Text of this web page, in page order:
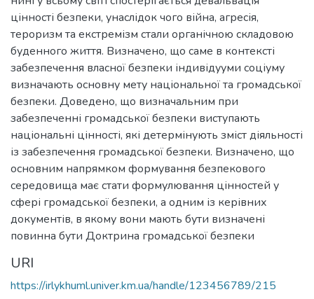
цінності безпеки, унаслідок чого війна, агресія,
тероризм та екстремізм стали органічною складовою
буденного життя. Визначено, що саме в контексті
забезпечення власної безпеки індивідууми соціуму
визначають основну мету національної та громадської
безпеки. Доведено, що визначальним при
забезпеченні громадської безпеки виступають
національні цінності, які детермінують зміст діяльності
із забезпечення громадської безпеки. Визначено, що
основним напрямком формування безпекового
середовища має стати формулювання цінностей у
сфері громадської безпеки, а одним із керівних
документів, в якому вони мають бути визначені
повинна бути Доктрина громадської безпеки
URI
https://irlykhuml.univer.km.ua/handle/123456789/215